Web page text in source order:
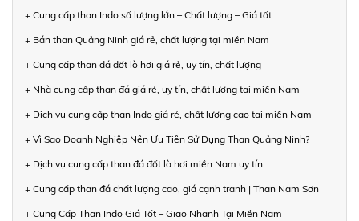
+ Cung cấp than Indo số lượng lớn – Chất lượng – Giá tốt
+ Bán than Quảng Ninh giá rẻ, chất lượng tại miền Nam
+ Cung cấp than đá đốt lò hơi giá rẻ, uy tín, chất lượng
+ Nhà cung cấp than đá giá rẻ, uy tín, chất lượng tại miền Nam
+ Dịch vụ cung cấp than Indo giá rẻ, chất lượng cao tại miền Nam
+ Vì Sao Doanh Nghiệp Nên Ưu Tiên Sử Dụng Than Quảng Ninh?
+ Dịch vụ cung cấp than đá đốt lò hơi miền Nam uy tín
+ Cung cấp than đá chất lượng cao, giá cạnh tranh | Than Nam Sơn
+ Cung Cấp Than Indo Giá Tốt – Giao Nhanh Tại Miền Nam